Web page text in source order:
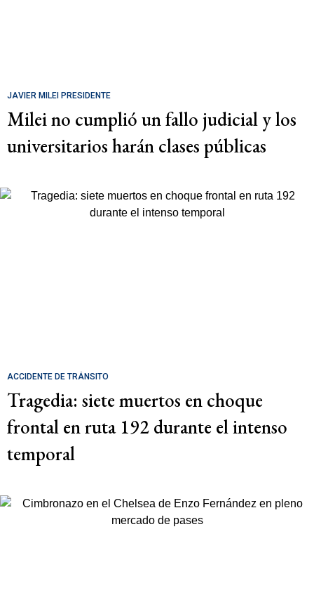
JAVIER MILEI PRESIDENTE
Milei no cumplió un fallo judicial y los
universitarios harán clases públicas
ACCIDENTE DE TRÁNSITO
Tragedia: siete muertos en choque
frontal en ruta 192 durante el intenso
temporal